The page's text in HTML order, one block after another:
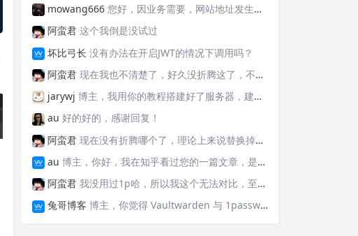
mowang666 您好，因业务需要，网站地址发生变更，信息如下： 网站名称: 新锐博客 网站地址: https://blog.xrbk.cn 网站图标: https://blog.xrbk.cn/favicon.png 网站描述: 记录学习与分享资源 RSS地址：https://blog.xrbk.cn/atom.xml 请您及时更新，给你带来的不便敬请谅解
阿蛮君 这个我倒是没试过
坏比弓长 没有办法在开启JWT的情况下调用吗？
阿蛮君 现在我也不清楚了，好久没折腾这了，不好意思哈，现在用的tailscale
jarywj 博主，我用你的教程搭建好了服务器，建好了网络，但是客户端在替换planet文件后，加入了网络，服务器上看不到这个加入的客户端，这是为什么呢？
au 好的好的，感谢回复！
阿蛮君 现在没有折腾哪个了，理论上来说替换掉那些api就可以检测，https://v6.ident.me, https://6.ipw.cn, https://v6.yinghualuo.cn/bejson，不过我没有试过不知道行不行。我现在是用ddns-go这款工具。动态解析域名，并且可以触发webhook给我发送邮件的
au 博主，你好，我在知乎看过您的一篇文章，是关于使用Docker部署容器监控公网IP变动并主动发送邮件的“https://zhuanlan.zhihu.com/p/568074329”这篇文章，我想问的是，这个可以监控IPv6的变化并发送邮件嘛？因为我现在测试了，它只能发送IPv4的，请问如果要添加IPv6的变化，我该如何操作呢？谢谢您！
阿蛮君 我没用过1p哈，所以我这个无法对比，至少Vaultwarden我用了一两年感觉还不错
兔哥博客 博主，你觉得 Vaultwarden 与 1password 比哪个好用？我个人一直在用付费版的 1password，但最近也想自建试试Vaultwarden，又担心用不惯。